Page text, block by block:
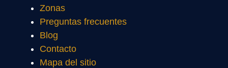
Zonas
Preguntas frecuentes
Blog
Contacto
Mapa del sitio